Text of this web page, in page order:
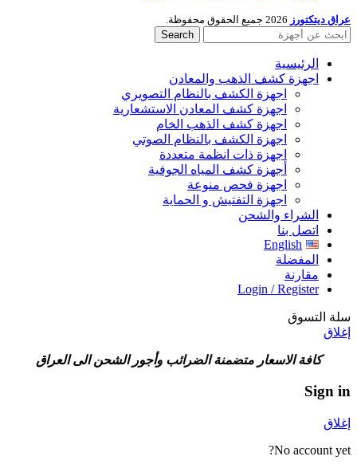
عراق ديتكتورز 2026 جميع الحقوق محفوظة.
Search
الرئيسية
اجهزة كشف الذهب والمعادن
اجهزة الكشف بالنظام التصويري
اجهزة كشف المعادن الاستشعارية
اجهزة كشف الذهب الخام
اجهزة الكشف بالنظام الصوتي
اجهزة ذات انظمة متعددة
أجهزة كشف المياه الجوفية
اجهزة فحص منوعة
اجهزة التفتيش و الحماية
الشراء والشحن
اتصل بنا
English
المفضلة
مقارنة
Login / Register
سلة التسوق
إغلاق
كافة الاسعار متضمنة الضرائب وأجور الشحن الى العراق
Sign in
إغلاق
No account yet?